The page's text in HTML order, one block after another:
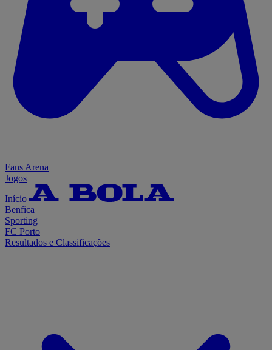
Fans Arena
Jogos
Início
Benfica
Sporting
FC Porto
Resultados e Classificações